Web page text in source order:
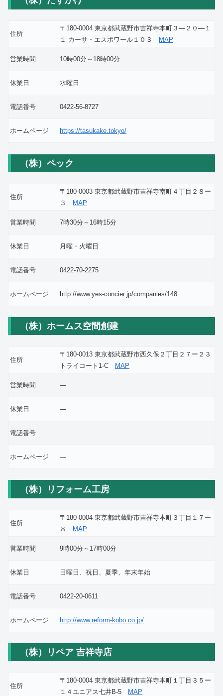
住所
〒180-0004 東京都武蔵野市吉祥寺本町３―２０―１
１ カーサ・エスポワール１０３
MAP
営業時間 10時00分～18時00分
休業日 水曜日
電話番号 0422-56-8727
ホームページ https://tasukake.tokyo/
（株）ペック
住所
〒180-0003 東京都武蔵野市吉祥寺南町４丁目２８ー
３ MAP
営業時間 7時30分～16時15分
休業日 月曜・火曜日
電話番号 0422-70-2275
ホームページ http://www.yes-concier.jp/companies/148
（株）ホームス空間創建
住所
〒180-0013 東京都武蔵野市西久保２丁目２７ー２３
トライコート1-C
MAP
営業時間 ―
休業日 ―
電話番号
ホームページ ―
（株）リフォーム工房
住所
〒180-0004 東京都武蔵野市吉祥寺本町３丁目１７ー
８ MAP
営業時間 9時00分～17時00分
休業日 日曜日、祝日、夏季、年末年始
電話番号 0422-20-0611
ホームページ http://www.reform-kobo.co.jp/
（株）リペア 吉祥寺店
住所
〒180-0004 東京都武蔵野市吉祥寺本町１丁目３５ー
１４ユニアス七井B-5
MAP